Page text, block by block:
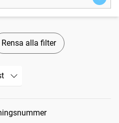
Rensa alla filter